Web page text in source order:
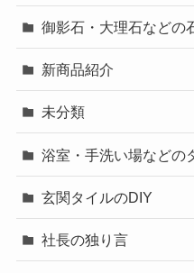
御影石・大理石などの
新商品紹介
未分類
浴室・手洗い場などの
玄関タイルのDIY
社長の独り言